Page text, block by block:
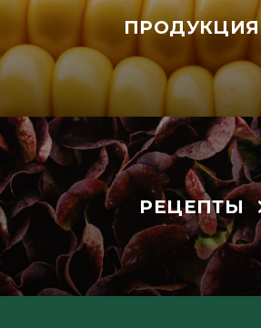
ПРОДУКЦИЯ
РЕЦЕПТЫ